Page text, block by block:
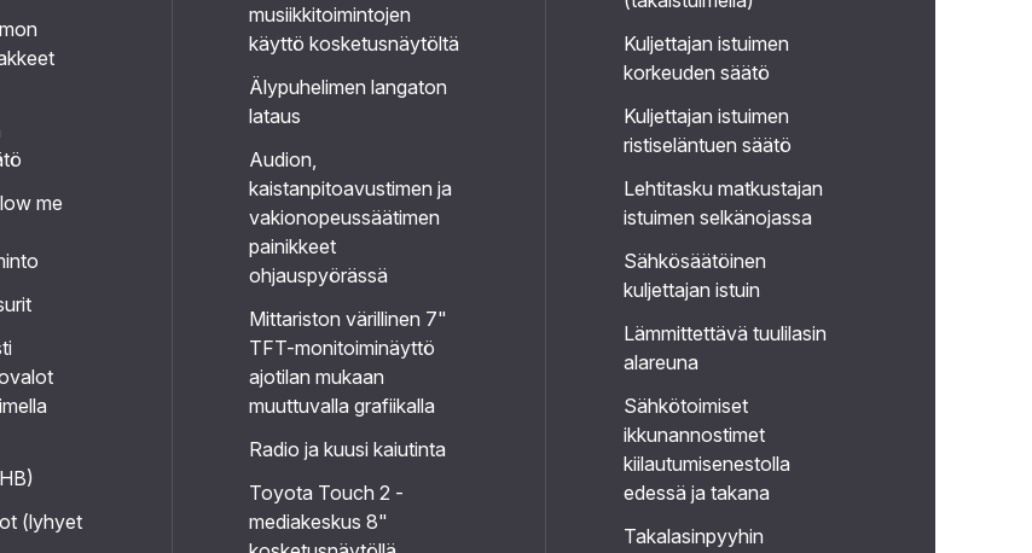
me
(lyhyet
musiikkitoimintojen
käyttö kosketusnäytöltä
Älypuhelimen langaton
lataus
Audion,
kaistanpitoavustimen ja
vakionopeussäätimen
painikkeet
ohjauspyörässä
Mittariston värillinen 7"
TFT-monitoiminäyttö
ajotilan mukaan
muuttuvalla grafiikalla
Radio ja kuusi kaiutinta
Toyota Touch 2 -
mediakeskus 8"
Kuljettajan istuimen
korkeuden säätö
Kuljettajan istuimen
ristiseläntuen säätö
Lehtitasku matkustajan
istuimen selkänojassa
Sähkösäätöinen
kuljettajan istuin
Lämmittettävä tuulilasin
alareuna
Sähkötoimiset
ikkunannostimet
kiilautumisenestolla
edessä ja takana
Takalasinpyyhin